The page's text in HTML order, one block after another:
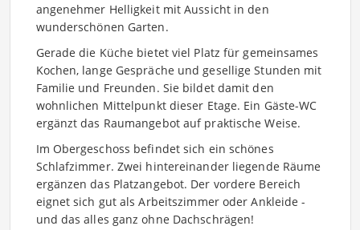
angenehmer Helligkeit mit Aussicht in den
wunderschönen Garten.
Gerade die Küche bietet viel Platz für gemeinsames
Kochen, lange Gespräche und gesellige Stunden mit
Familie und Freunden. Sie bildet damit den
wohnlichen Mittelpunkt dieser Etage. Ein Gäste-WC
ergänzt das Raumangebot auf praktische Weise.
Im Obergeschoss befindet sich ein schönes
Schlafzimmer. Zwei hintereinander liegende Räume
ergänzen das Platzangebot. Der vordere Bereich
eignet sich gut als Arbeitszimmer oder Ankleide -
und das alles ganz ohne Dachschrägen!